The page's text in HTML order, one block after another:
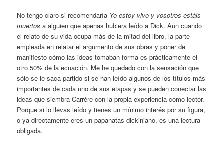
No tengo claro si recomendaría Yo estoy vivo y vosotros estáis
muertos a alguien que apenas hubiera leído a Dick. Aun cuando
el relato de su vida ocupa más de la mitad del libro, la parte
empleada en relatar el argumento de sus obras y poner de
manifiesto cómo las ideas tomaban forma es prácticamente el
otro 50% de la ecuación. Me he quedado con la sensación que
sólo se le saca partido si se han leído algunos de los títulos más
importantes de cada uno de sus etapas y se pueden conectar las
ideas que siembra Carrère con la propia experiencia como lector.
Porque si lo llevas leído y tienes un mínimo interés por su figura,
o ya directamente eres un papanatas dickiniano, es una lectura
obligada.